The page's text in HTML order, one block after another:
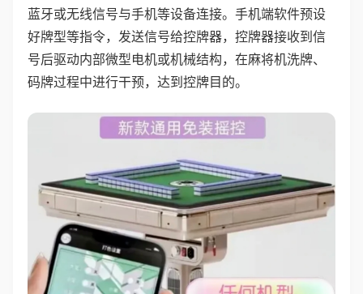
蓝牙或无线信号与手机等设备连接。手机端软件预设
好牌型等指令，发送信号给控牌器，控牌器接收到信
号后驱动内部微型电机或机械结构，在麻将机洗牌、
码牌过程中进行干预，达到控牌目的。